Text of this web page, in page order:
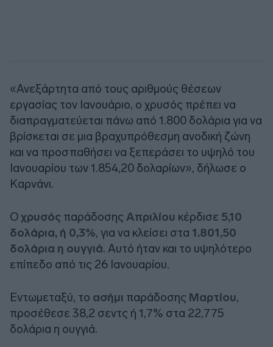
«Ανεξάρτητα από τους αριθμούς θέσεων
εργασίας τον Ιανουάριο, ο χρυσός πρέπει να
διαπραγματεύεται πάνω από 1.800 δολάρια για να
βρίσκεται σε μια βραχυπρόθεσμη ανοδική ζώνη
και να προσπαθήσει να ξεπεράσει το υψηλό του
Ιανουαρίου των 1.854,20 δολαρίων», δήλωσε ο
Καρνάνι.
Οχρυσός παράδοσης Απριλίου κέρδισε 5,10
δολάρια, ή 0,3%, για να κλείσει στα 1.801,50
δολάρια η ουγγιά. Αυτό ήταν και το υψηλότερο
επίπεδο από τις 26 Ιανουαρίου.
Εντωμεταξύ, το ασήμι παράδοσης Μαρτίου,
προσέθεσε 38,2 σεντς ή 1,7% στα 22,775
δολάρια η ουγγιά.